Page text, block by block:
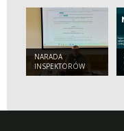
NARADA
INSPEKTORÓW
STRAŻY LEŚNEJ W